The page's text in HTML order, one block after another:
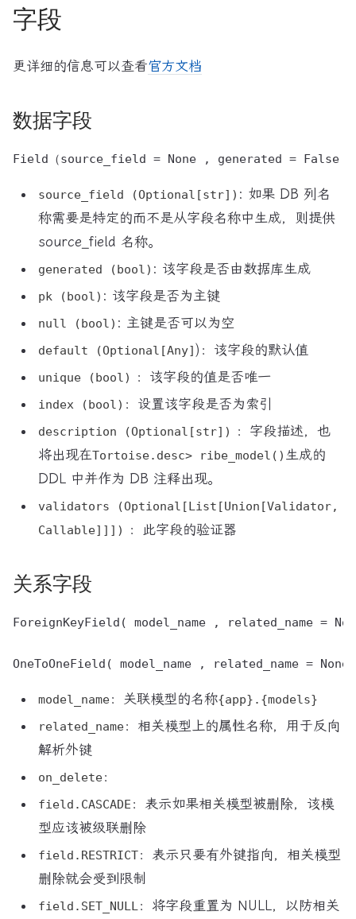
字段
更详细的信息可以查看官方文档
数据字段
source_field (Optional[str]) : 如果 DB 列名
称需要是特定的而不是从字段名称中生成，则提供
source_field 名称。
generated (bool) : 该字段是否由数据库生成
pk (bool) : 该字段是否为主键
null (bool) : 主键是否可以为空
default (Optional[Any] )：该字段的默认值
unique (bool) ：该字段的值是否唯一
index (bool) ：设置该字段是否为索引
description (Optional[str])
：字段描述，也
将出现在Tortoise.desc> ribe_model() 生成的
DDL 中并作为 DB 注释出现。
validators (Optional[List[Union[Validator,
Callable]]])
：此字段的验证器
关系字段
ForeignKeyField( model_name , related_name =
model_name：关联模型的名称{app}.{models}
related_name：相关模型上的属性名称，用于反向
解析外键
on_delete：
field.CASCADE ：表示如果相关模型被删除，该模
型应该被级联删除
field.RESTRICT：表示只要有外键指向，相关模型
删除就会受到限制
field.SET_NULL：将字段重置为 NULL，以防相关